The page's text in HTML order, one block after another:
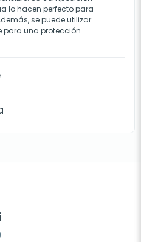
lo hacen perfecto para
se puede utilizar
para una protección